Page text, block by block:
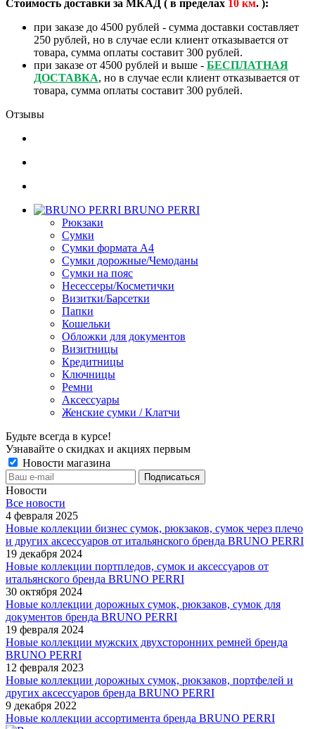
Стоимость доставки за МКАД ( в пределах 10 км. ):
при заказе до 4500 рублей - сумма доставки составляет
250 рублей, но в случае если клиент отказывается от
товара, сумма оплаты составит 300 рублей.
при заказе от 4500 рублей и выше - БЕСПЛАТНАЯ
ДОСТАВКА, но в случае если клиент отказывается от
товара, сумма оплаты составит 300 рублей.
Отзывы
BRUNO PERRI
Рюкзаки
Сумки
Сумки формата А4
Сумки дорожные/Чемоданы
Сумки на пояс
Несессеры/Косметички
Визитки/Барсетки
Папки
Кошельки
Обложки для документов
Визитницы
Кредитницы
Ключницы
Ремни
Аксессуары
Женские сумки / Клатчи
Будьте всегда в курсе!
Узнавайте о скидках и акциях первым
Новости магазина
Новости
Все новости
4 февраля 2025
Новые коллекции бизнес сумок, рюкзаков, сумок через плечо
и других аксессуаров от итальянского бренда BRUNO PERRI
19 декабря 2024
Новые коллекции портпледов, сумок и аксессуаров от
итальянского бренда BRUNO PERRI
30 октября 2024
Новые коллекции дорожных сумок, рюкзаков, сумок для
документов бренда BRUNO PERRI
19 февраля 2024
Новые коллекции мужских двухсторонних ремней бренда
BRUNO PERRI
12 февраля 2023
Новые коллекции дорожных сумок, рюкзаков, портфелей и
других аксессуаров бренда BRUNO PERRI
9 декабря 2022
Новые коллекции ассортимента бренда BRUNO PERRI